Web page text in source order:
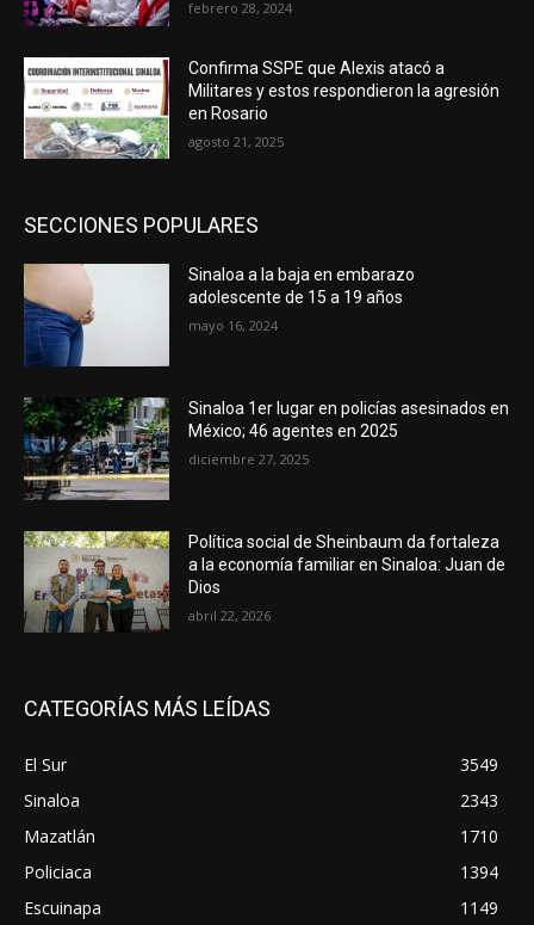
febrero 28, 2024
Confirma SSPE que Alexis atacó a
Militares y estos respondieron la agresión
en Rosario
agosto 21, 2025
SECCIONES POPULARES
Sinaloa a la baja en embarazo
adolescente de 15 a 19 años
mayo 16, 2024
Sinaloa 1er lugar en policías asesinados en
México; 46 agentes en 2025
diciembre 27, 2025
Política social de Sheinbaum da fortaleza
a la economía familiar en Sinaloa: Juan de
Dios
abril 22, 2026
CATEGORÍAS MÁS LEÍDAS
El Sur
3549
Sinaloa
2343
Mazatlán
1710
Policiaca
1394
Escuinapa
1149